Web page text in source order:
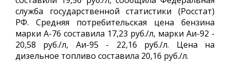
служба государственной статистики (Росстат)
РФ. Средняя потребительская цена бензина
марки А-76 составила 17,23 руб./л, марки Аи-92 -
20,58 руб./л, Аи-95 - 22,16 руб./л. Цена на
дизельное топливо составила 20,16 руб./л.